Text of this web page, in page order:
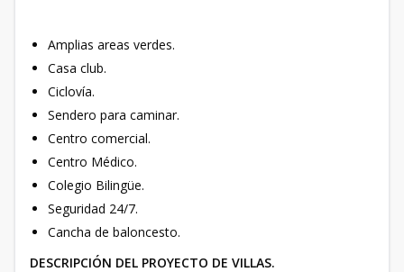
Amplias areas verdes.
Casa club.
Ciclovía.
Sendero para caminar.
Centro comercial.
Centro Médico.
Colegio Bilingüe.
Seguridad 24/7.
Cancha de baloncesto.
DESCRIPCIÓN DEL PROYECTO DE VILLAS.